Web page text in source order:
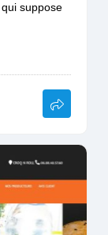
suppose